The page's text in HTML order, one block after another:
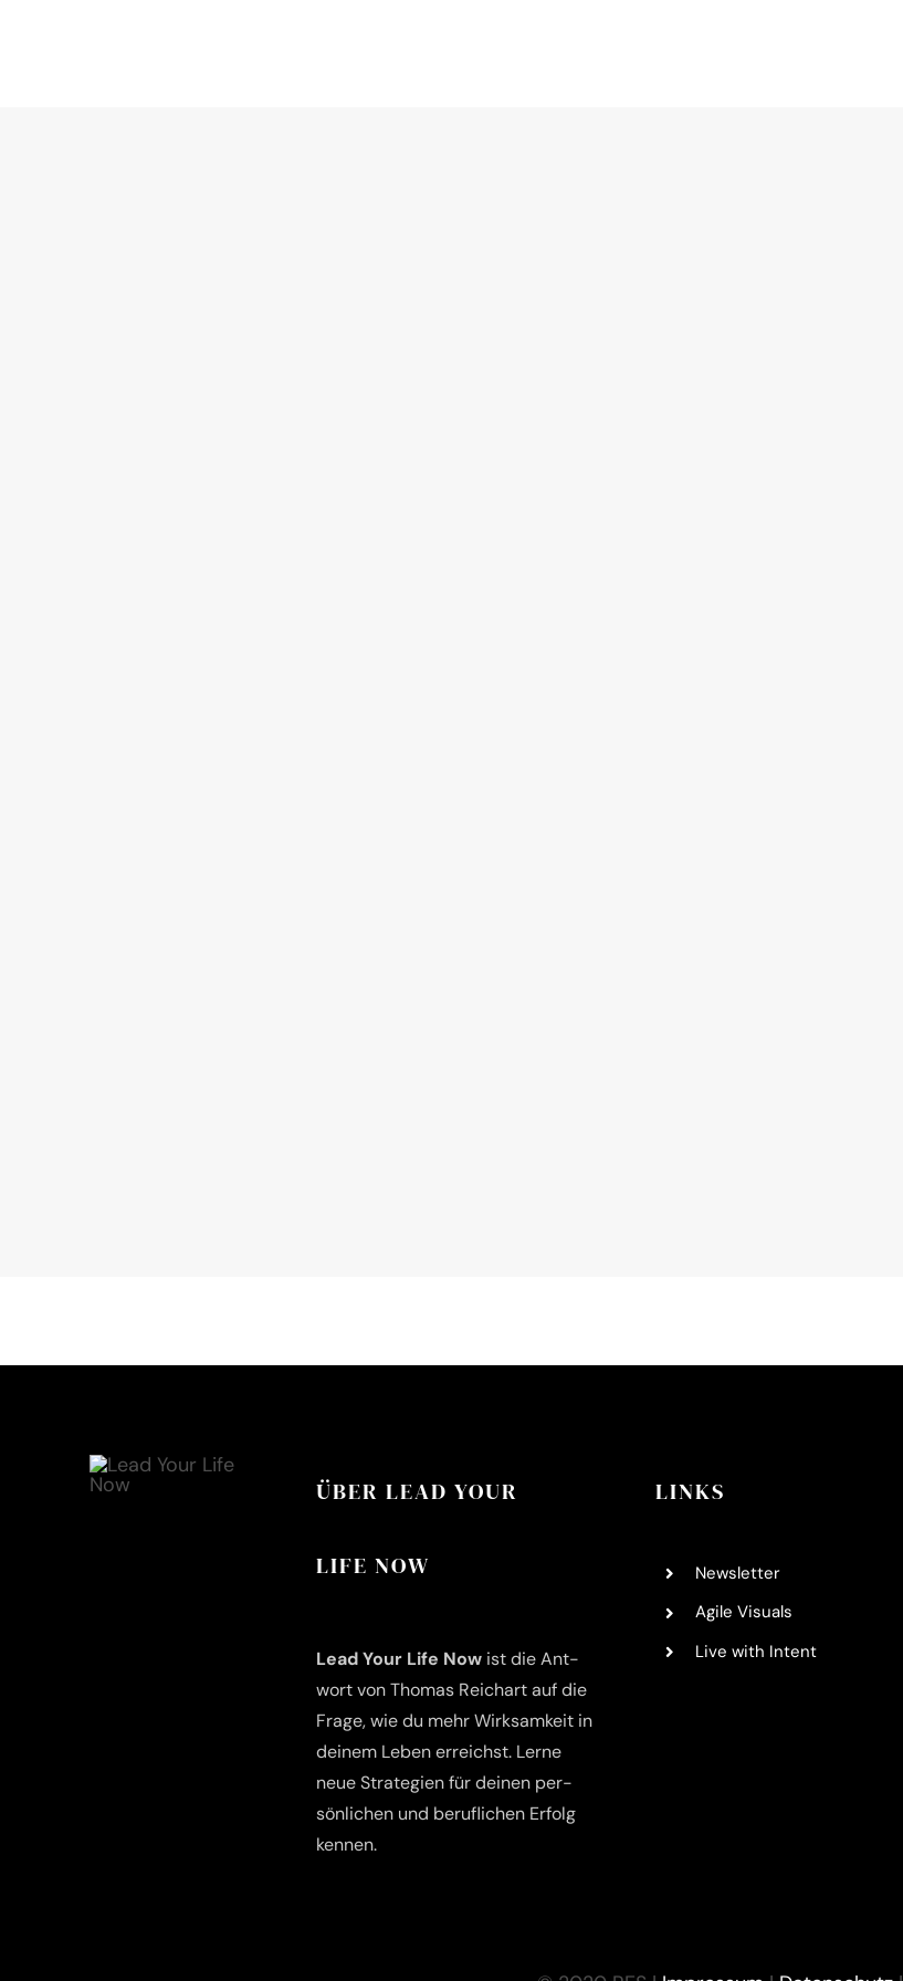
ÜBER LEAD YOUR
LIFE NOW
Lead Your Life Now ist die Ant­
wort von Tho­mas Reich­art auf die
Fra­ge, wie du mehr Wirk­sam­keit in
dei­nem Leben erreichst. Ler­ne
neue Stra­te­gien für dei­nen per­
sön­li­chen und beruf­li­chen Erfolg
kennen.
LINKS
News­let­ter
Agi­le Visuals
Live with Intent